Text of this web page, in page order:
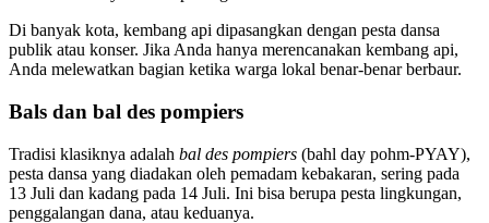
Di banyak kota, kembang api dipasangkan dengan pesta dansa
publik atau konser. Jika Anda hanya merencanakan kembang api,
Anda melewatkan bagian ketika warga lokal benar-benar berbaur.
Bals dan bal des pompiers
Tradisi klasiknya adalah bal des pompiers (bahl day pohm-PYAY),
pesta dansa yang diadakan oleh pemadam kebakaran, sering pada
13 Juli dan kadang pada 14 Juli. Ini bisa berupa pesta lingkungan,
penggalangan dana, atau keduanya.